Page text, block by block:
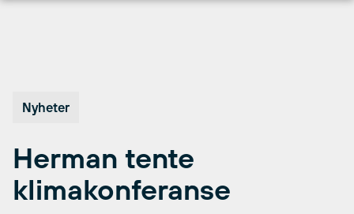
Nyheter
Herman tente
klimakonferanse